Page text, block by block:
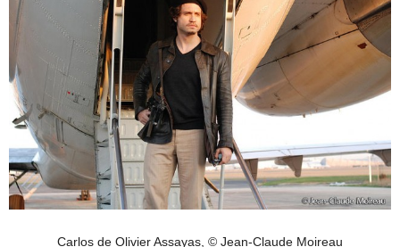
Carlos de Olivier Assayas, © Jean-Claude Moireau